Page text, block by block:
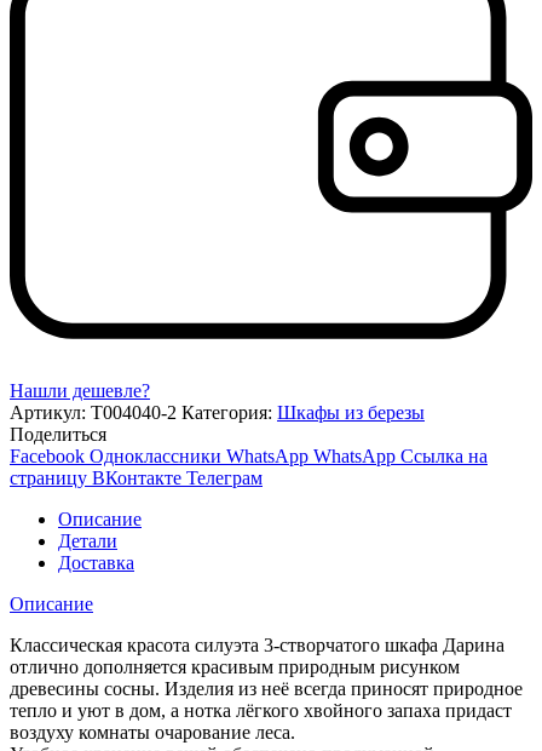
Нашли дешевле?
Артикул: Т004040-2 Категория: Шкафы из березы
Поделиться
Facebook Одноклассники WhatsApp WhatsApp Ссылка на
страницу ВКонтакте Телеграм
Описание
Детали
Доставка
Описание
Классическая красота силуэта 3-створчатого шкафа Дарина
отлично дополняется красивым природным рисунком
древесины сосны. Изделия из неё всегда приносят природное
тепло и уют в дом, а нотка лёгкого хвойного запаха придаст
воздуху комнаты очарование леса.